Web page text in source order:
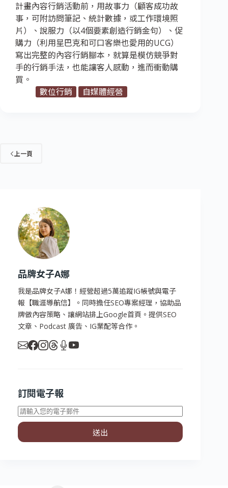
計畫內容行銷活動前，用故事力（顧客成功故
事，可附訪問筆記、統計數據，或工作環境照
片）、說服力（以4個要素創造行銷金句）、促
購力（利用星巴克和可口客樂也愛用的UCG）
寫出完整的內容行銷腳本，就算是模仿競爭對
手的行銷手法，也能讓客人感動，進而衝動購
買。
數位行銷
自媒體經營
上一頁
品牌女子A娜
我是品牌女子A娜！經營超過5萬追蹤IG帳號與電子
報【職涯導航信】。同時擔任SEO專案經理，協助品
牌做內容策略、讓網站排上Google首頁。提供SEO
文章、Podcast 廣告、IG業配等合作。
訂閱電子報
送出